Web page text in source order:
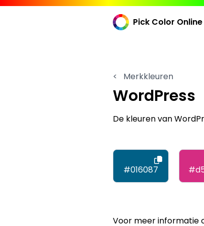
Pick Color Online
< Merkkleuren
WordPress
De kleuren van
#016087
Voor meer informatie